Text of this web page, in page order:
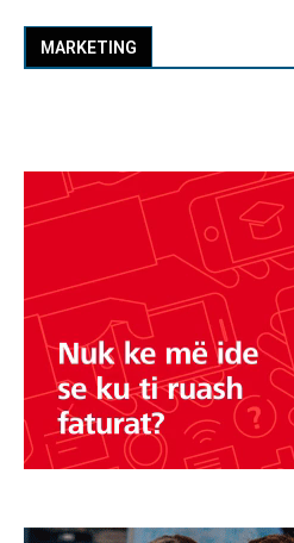
MARKETING